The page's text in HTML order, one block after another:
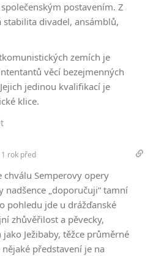
postavením. Z
divadel, ansámblů,
zemích je
věcí bezejmenných
jedinou kvalifikací je
klice.
1 rok před
chválu Semperovy opery
nadšence „doporučuji“ tamní
pohledu jde u drážďanské
zhůvěřilost a pěvecky,
Ježibaby, těžce průměrné
představení je na